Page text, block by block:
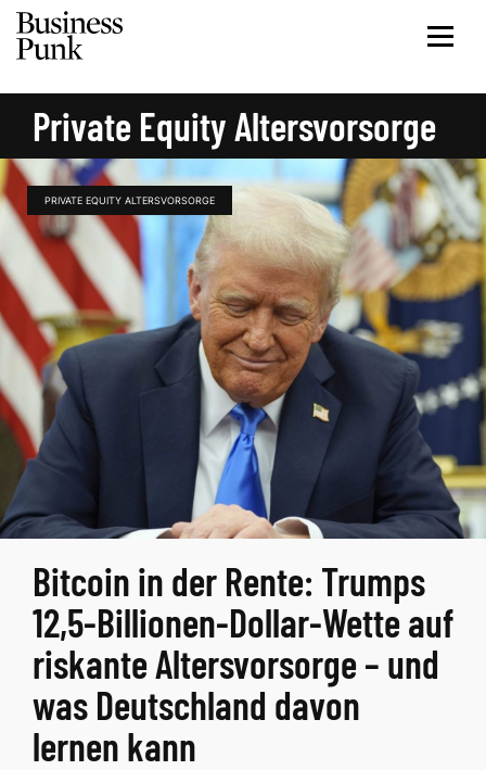
Private Equity Altersvorsorge
PRIVATE EQUITY ALTERSVORSORGE
Bitcoin in der Rente: Trumps
12,5-Billionen-Dollar-Wette auf
riskante Altersvorsorge – und
was Deutschland davon
lernen kann